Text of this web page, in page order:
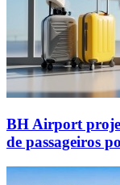
BH Airport
de passageiros